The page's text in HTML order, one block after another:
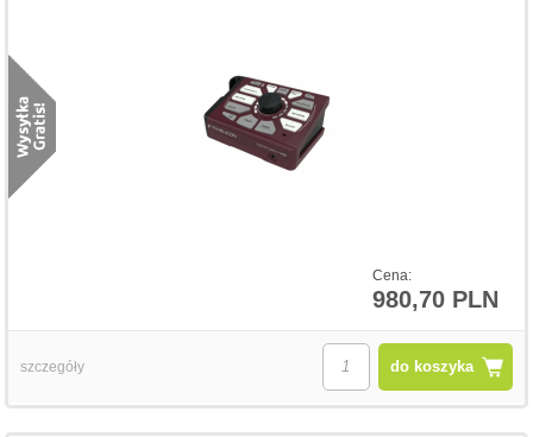
Cena:
980,70 PLN
do koszyka
szczegóły